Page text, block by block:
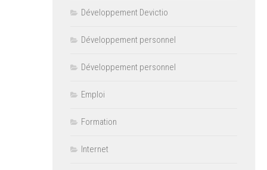
Développement Devictio
Développement personnel
Développement personnel
Emploi
Formation
Internet